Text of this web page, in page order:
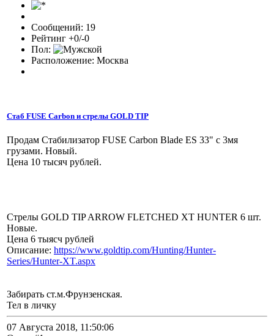
Сообщений: 19
Рейтинг +0/-0
Пол:
Расположение: Москва
Стаб FUSE Carbon и стрелы GOLD TIP
Продам Стабилизатор FUSE Carbon Blade ES 33" с 3мя
грузами. Новый.
Цена 10 тысяч рублей.
Стрелы GOLD TIP ARROW FLETCHED XT HUNTER 6 шт.
Новые.
Цена 6 тыясч рублей
Описание: https://www.goldtip.com/Hunting/Hunter-
Series/Hunter-XT.aspx
Забирать ст.м.Фрунзенская.
Тел в личку
07 Августа 2018, 11:50:06